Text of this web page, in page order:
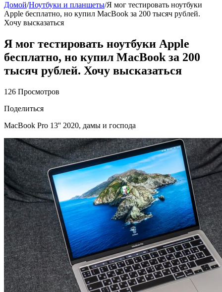
Домой/Ноутбуки и планшеты/Я мог тестировать ноутбуки
Apple бесплатно, но купил MacBook за 200 тысяч рублей.
Хочу высказаться
Я мог тестировать ноутбуки Apple
бесплатно, но купил MacBook за 200
тысяч рублей. Хочу высказаться
126 Просмотров
Поделиться
MacBook Pro 13'' 2020, дамы и господа